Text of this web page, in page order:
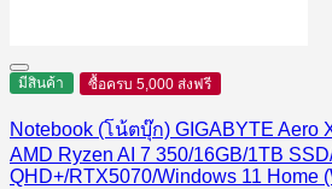
มีสินค้า ซื้อครบ 5,000 ส่งฟรี
Notebook (โน้ตบุ๊ก) GIGABYTE Aero
AMD Ryzen AI 7 350/16GB/1TB
QHD+/RTX5070/Windows 11 Home